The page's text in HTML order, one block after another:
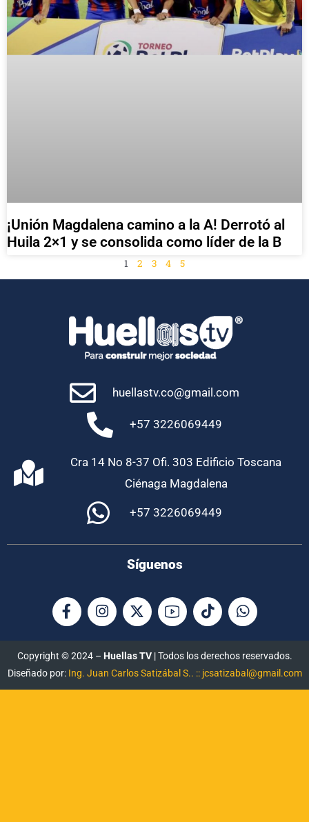
¡Unión Magdalena camino a la A! Derrotó al
Huila 2×1 y se consolida como líder de la B
1 2 3 4 5
huellastv.co@gmail.com
+57 3226069449
Cra 14 No 8-37 Ofi. 303 Edificio Toscana
Ciénaga Magdalena
+57 3226069449
Síguenos
Copyright © 2024 – Huellas TV| Todos los derechos reservados.
Diseñado por: Ing. Juan Carlos Satizábal S.. :: jcsatizabal@gmail.com